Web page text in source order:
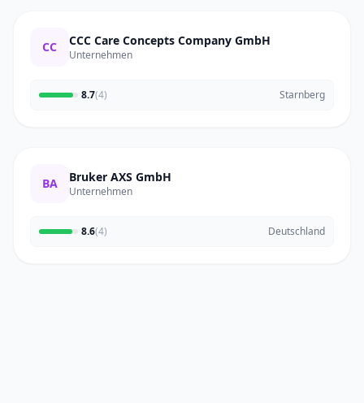
CC CCC Care Concepts Company GmbH
Unternehmen
8.7(4) Starnberg
BA Bruker AXS GmbH
Unternehmen
8.6(4) Deutschland